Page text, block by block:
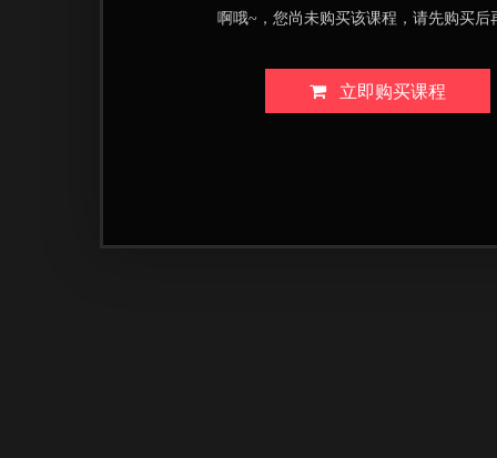
啊哦~，您尚未购买该课程，请先购买后
立即购买课程